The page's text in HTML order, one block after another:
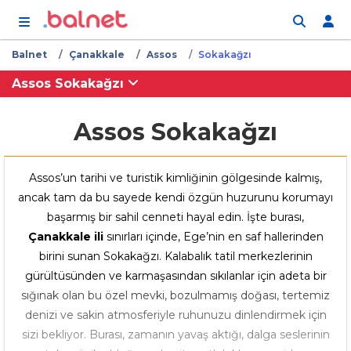
Balnet Çanakkale Assos Sokakağzı
Assos Sokakağzı
Assos Sokakağzı
Assos’un tarihi ve turistik kimliğinin gölgesinde kalmış,
ancak tam da bu sayede kendi özgün huzurunu korumayı
başarmış bir sahil cenneti hayal edin. İşte burası,
Çanakkale ilisınırları içinde, Ege’nin en saf hallerinden
birini sunan Sokakağzı. Kalabalık tatil merkezlerinin
gürültüsünden ve karmaşasından sıkılanlar için adeta bir
sığınak olan bu özel mevki, bozulmamış doğası, tertemiz
denizi ve sakin atmosferiyle ruhunuzu dinlendirmek için
sizi bekliyor. Burası, zamanın yavaş aktığı, dalga seslerinin